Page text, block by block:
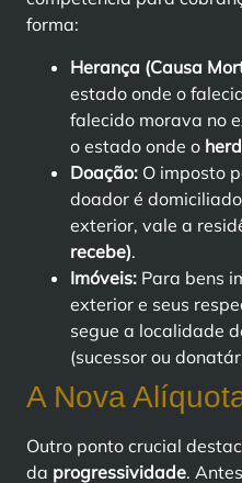
forma:
Herança (Causa
estado onde o
falecido morava no
o estado onde o
Doação: O imposto
doador é
exterior, vale a
recebe).
Imóveis: Para bens
exterior e seus
segue a localidade
(sucessor ou
A Nova
Outro ponto crucial
da progressividade.